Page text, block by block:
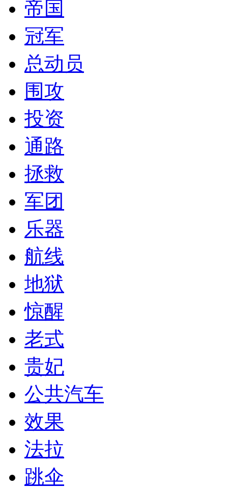
帝国
冠军
总动员
围攻
投资
通路
拯救
军团
乐器
航线
地狱
惊醒
老式
贵妃
公共汽车
效果
法拉
跳伞